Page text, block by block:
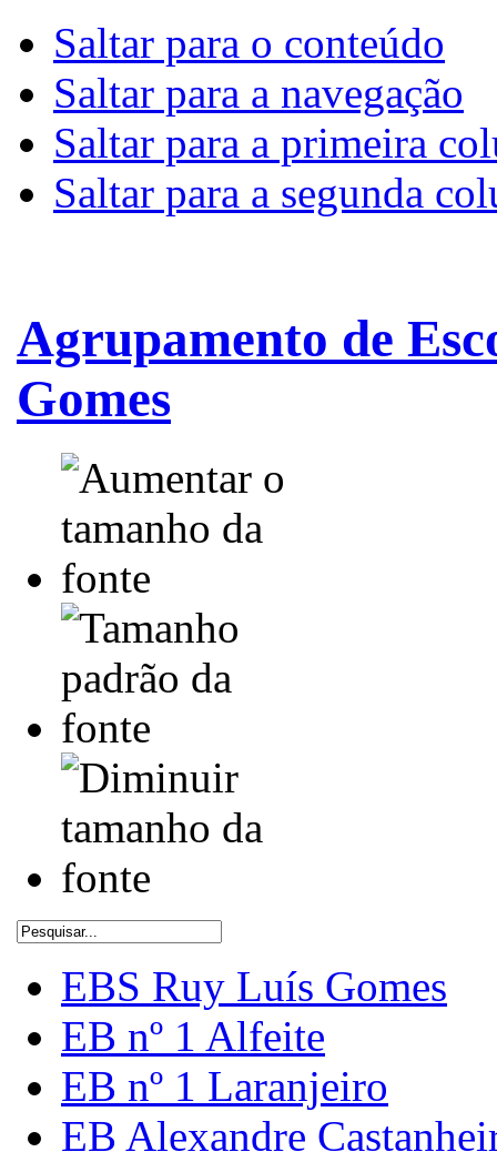
Saltar para o conteúdo
Saltar para a navegação
Saltar para a primeira
Saltar para a segunda
Agrupamento de
Gomes
EBS Ruy Luís Gomes
EB nº 1 Alfeite
EB nº 1 Laranjeiro
EB Alexandre